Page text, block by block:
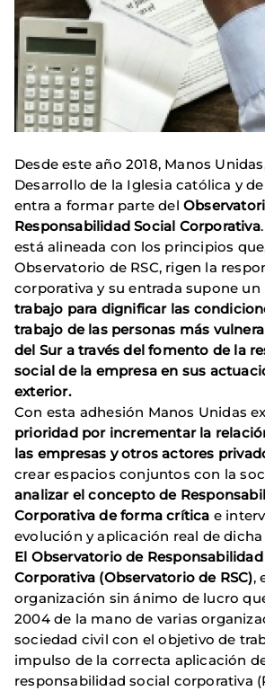
Desde este año 2018, Manos
Desarrollo de la Iglesia católica y
entra a formar parte del
Responsabilidad Social Corporativa
está alineada con los principios
Observatorio de RSC, rigen la
corporativa y su entrada supone un
trabajo para dignificar las
trabajo de las personas más
del Sur a través del fomento de la
social de la empresa en sus
exterior.
Con esta adhesión Manos Unidas
prioridad por incrementar la
las empresas y otros actores
crear espacios conjuntos con la
analizar el concepto de
Corporativa de forma crítica e
evolución y aplicación real de
El Observatorio de
Corporativa (Observatorio de RSC),
organización sin ánimo de lucro
2004 de la mano de varias
sociedad civil con el objetivo de
impulso de la correcta aplicación
responsabilidad social corporativa